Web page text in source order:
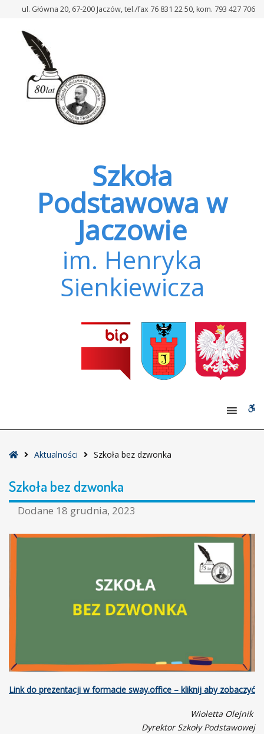
dzwonka
ul. Główna 20, 67-200 Jaczów, tel./fax 76 831 22 50, kom. 793 427 706
Szkoła
Podstawowa w
Jaczowie
im. Henryka
Sienkiewicza
StronaAktualności Szkoła bez dzwonka
Szkoła bez dzwonka
Dodane 18 grudnia, 2023
Link do prezentacji w formacie sway.office – kliknij aby zobaczyć
Wioletta Olejnik
Dyrektor Szkoły Podstawowej